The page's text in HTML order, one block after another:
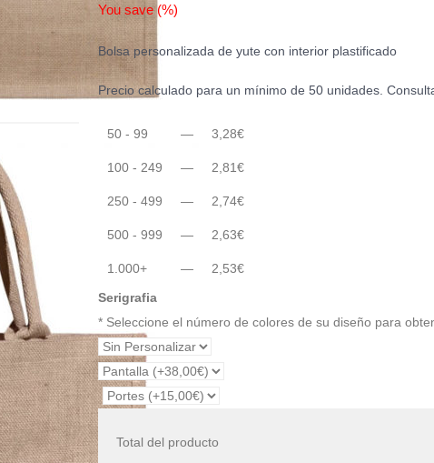
You save (%)
Bolsa personalizada de yute con interior plastificado
Precio calculado para un mínimo de 50 unidades.
50 - 99 — 3,28€
100 - 249 — 2,81€
250 - 499 — 2,74€
500 - 999 — 2,63€
1.000+ — 2,53€
Serigrafia
* Seleccione el número de colores de su diseño para
Total del producto